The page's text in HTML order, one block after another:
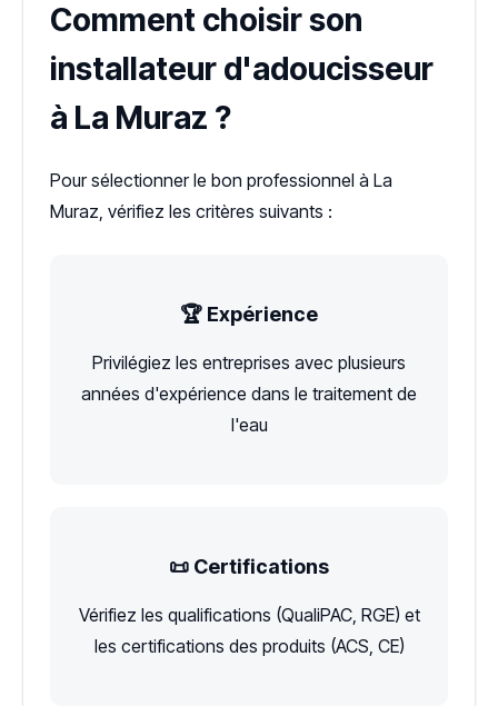
Comment choisir son
installateur d'adoucisseur
à La Muraz ?
Pour sélectionner le bon professionnel à La
Muraz, vérifiez les critères suivants :
🏆 Expérience
Privilégiez les entreprises avec plusieurs
années d'expérience dans le traitement de
l'eau
📜 Certifications
Vérifiez les qualifications (QualiPAC, RGE) et
les certifications des produits (ACS, CE)